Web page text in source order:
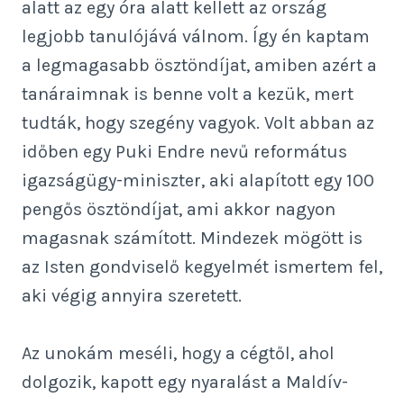
alatt az egy óra alatt kellett az ország
legjobb tanulójává válnom. Így én kaptam
a legmagasabb ösztöndíjat, amiben azért a
tanáraimnak is benne volt a kezük, mert
tudták, hogy szegény vagyok. Volt abban az
időben egy Puki Endre nevű református
igazságügy-miniszter, aki alapított egy 100
pengős ösztöndíjat, ami akkor nagyon
magasnak számított. Mindezek mögött is
az Isten gondviselő kegyelmét ismertem fel,
aki végig annyira szeretett.
Az unokám meséli, hogy a cégtől, ahol
dolgozik, kapott egy nyaralást a Maldív-